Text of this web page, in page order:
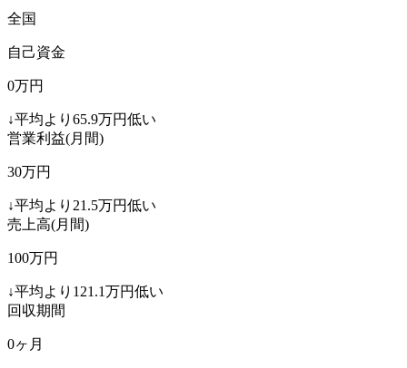
全国
自己資金
0万円
↓平均より 65.9万円低い
営業利益(月間)
30万円
↓平均より 21.5万円低い
売上高(月間)
100万円
↓平均より 121.1万円低い
回収期間
0ヶ月